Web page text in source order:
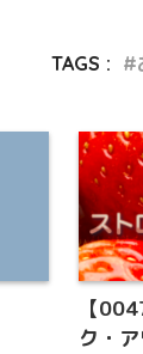
TAGS :
【
ク・ア